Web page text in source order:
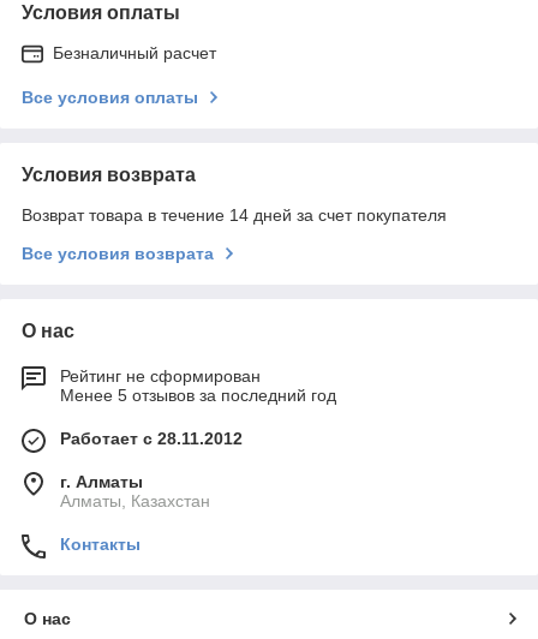
Условия оплаты
Безналичный расчет
Все условия оплаты
Условия возврата
Возврат товара в течение 14 дней за счет покупателя
Все условия возврата
О нас
Рейтинг не сформирован
Менее 5 отзывов за последний год
Работает с 28.11.2012
г. Алматы
Алматы, Казахстан
Контакты
О нас